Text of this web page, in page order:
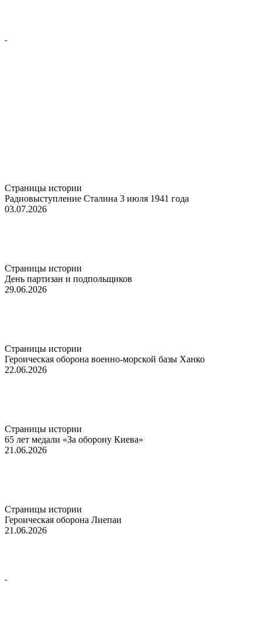
Страницы истории
Радиовыступление Сталина 3 июля 1941 года
03.07.2026
Страницы истории
День партизан и подпольщиков
29.06.2026
Страницы истории
Героическая оборона военно-морской базы Ханко
22.06.2026
Страницы истории
65 лет медали «За оборону Киева»
21.06.2026
Страницы истории
Героическая оборона Лиепаи
21.06.2026